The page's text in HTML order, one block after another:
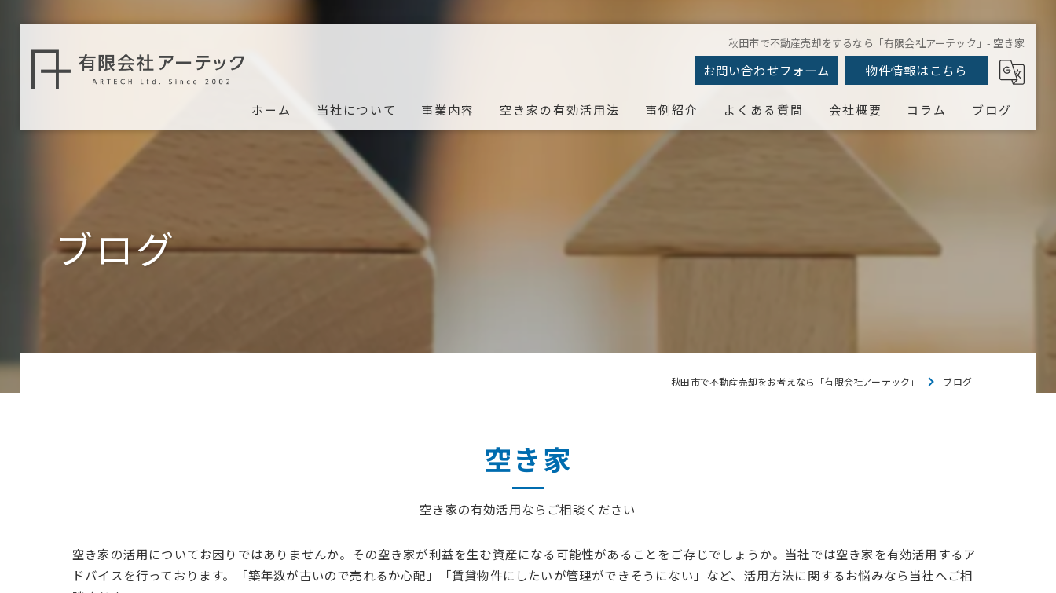
秋田市で不動産売却をするなら「有限会社アーテック」- 空き家
お問い合わせフォーム 物件情報はこちら
ホーム 当社について 事業内容 空き家の有効活用法 事例紹介 よくある質問 会社概要 コラム
住宅ローン
ブログ
ブログ
秋田市で不動産売却をお考えなら「有限会社アーテック」 ブログ
空き家
空き家の有効活用ならご相談ください
空き家の活用についてお困りではありませんか。その空き家が利益を生む資産になる可能性があることをご存じでしょうか。当社では空き家を有効活用するア
ドバイスを行っております。「築年数が古いので売れるか心配」「賃貸物件にしたいが管理ができそうにない」など、活用方法に関するお悩みなら当社へご相